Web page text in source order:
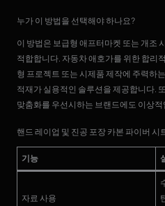
누가 이 방법을 선택해야 하나요?
이 방법은 보급형 애프터마켓 또는 개조
적합합니다. 자동차 애호가를 위한 합리
형 프로젝트 또는 시제품 제작에 주력하
적재가 실용적인 솔루션을 제공합니다.
맞춤화를 우선시하는 브랜드에도 이상
핸드 레이업 및 진공 포장 카본 파이버 시
기능
자료 사용